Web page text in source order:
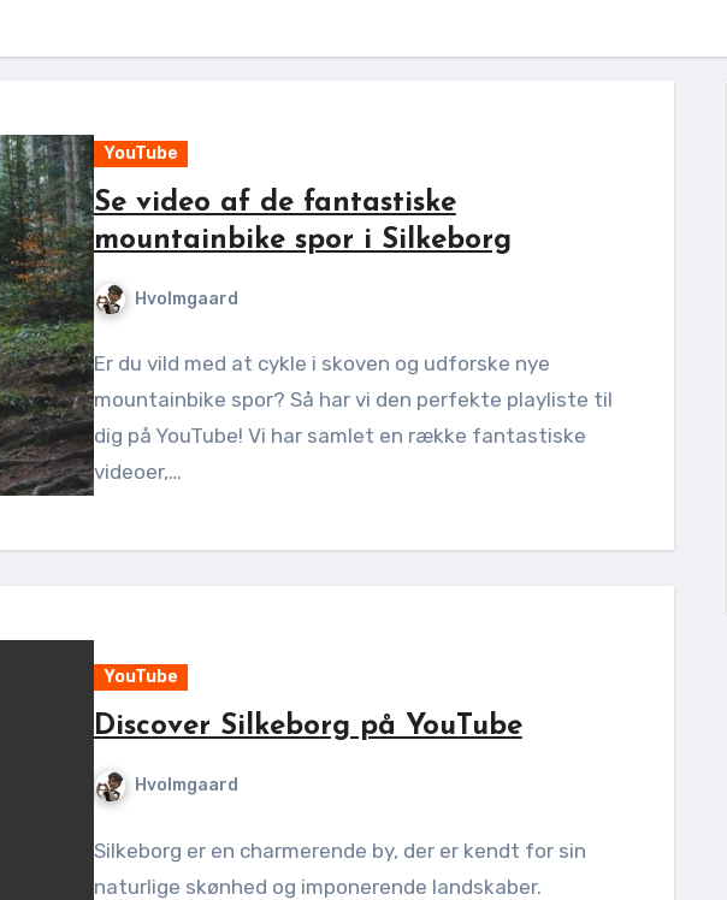
YouTube
Se video af de fantastiske
mountainbike spor i Silkeborg
Hvolmgaard
Er du vild med at cykle i skoven og udforske nye
mountainbike spor? Så har vi den perfekte playliste til
dig på YouTube! Vi har samlet en række fantastiske
videoer,…
YouTube
Discover Silkeborg på YouTube
Hvolmgaard
Silkeborg er en charmerende by, der er kendt for sin
naturlige skønhed og imponerende landskaber.